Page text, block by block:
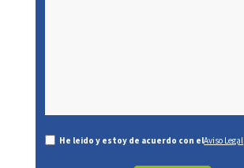
He leido y estoy de acuerdo con elAviso Legal